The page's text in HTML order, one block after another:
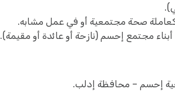
مجتمع إحسم (نازحة أو عائدة أو مقيمة).
إحسم – محافظة إدلب.